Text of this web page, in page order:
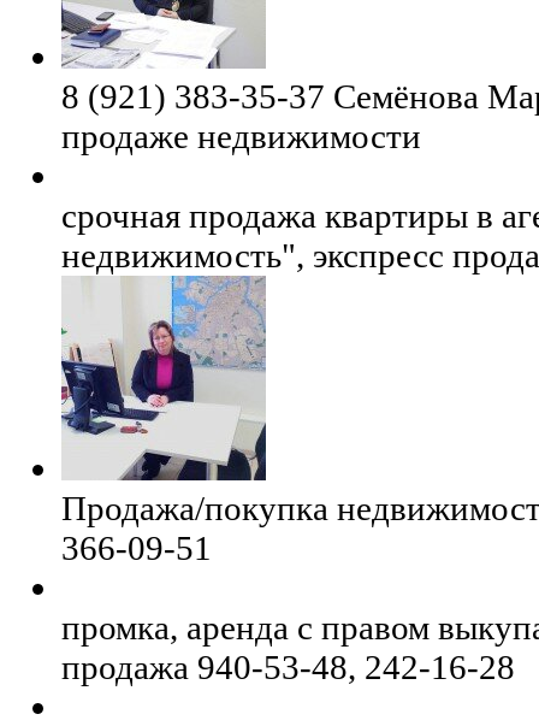
8 (921) 383-35-37 Семёнова
продаже недвижимости
срочная продажа квартиры в
недвижимость", экспресс
Продажа/покупка
366-09-51
промка, аренда с правом
продажа 940-53-48, 242-16-28